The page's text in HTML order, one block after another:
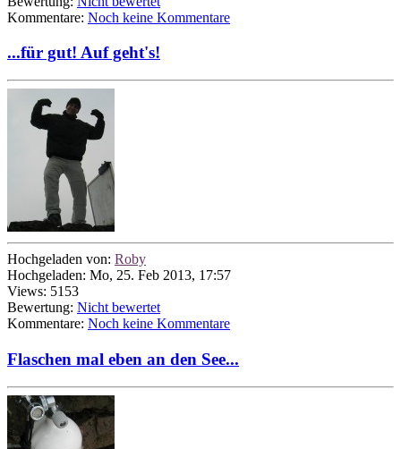
Kommentare: Noch keine Kommentare
...für gut! Auf geht's!
Hochgeladen von: Roby
Hochgeladen: Mo, 25. Feb 2013, 17:57
Views: 5153
Bewertung: Nicht bewertet
Kommentare: Noch keine Kommentare
Flaschen mal eben an den See...